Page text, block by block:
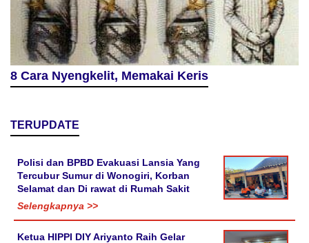
8 Cara Nyengkelit, Memakai Keris
TERUPDATE
Polisi dan BPBD Evakuasi Lansia Yang
Tercubur Sumur di Wonogiri, Korban
Selamat dan Di rawat di Rumah Sakit
Selengkapnya >>
Ketua HIPPI DIY Ariyanto Raih Gelar